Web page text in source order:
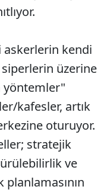
askerlerin kendi
siperlerin üzerine
yöntemler"
kafesler, artık
oturuyor.
stratejik
ve